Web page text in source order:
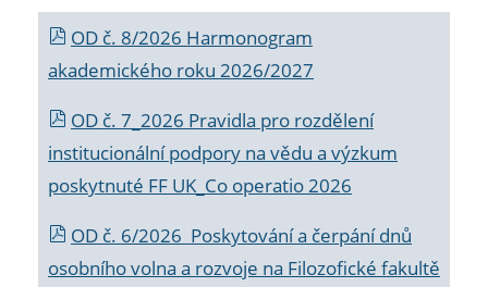
OD č. 8/2026 Harmonogram
akademického roku 2026/2027
OD č. 7_2026 Pravidla pro rozdělení
institucionální podpory na vědu a výzkum
poskytnuté FF UK_Co operatio 2026
OD č. 6/2026 Poskytování a čerpání dnů
osobního volna a rozvoje na Filozofické fakultě